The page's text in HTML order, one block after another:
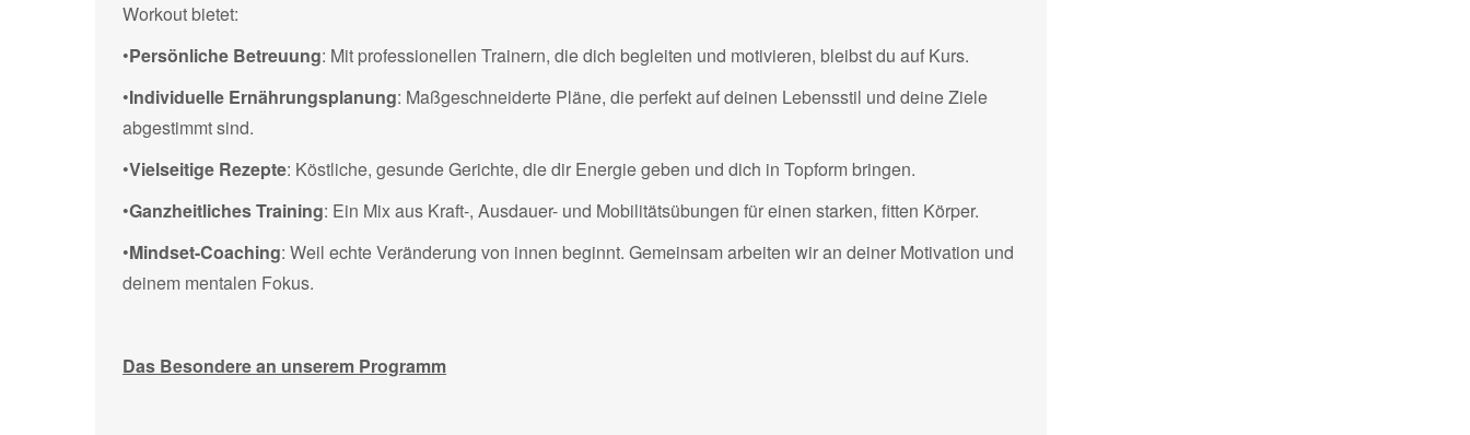
Workout bietet:
•Persönliche Betreuung: Mit professionellen Trainern, die dich begleiten und motivieren, bleibst du auf Kurs.
•Individuelle Ernährungsplanung: Maßgeschneiderte Pläne, die perfekt auf deinen Lebensstil und deine Ziele
abgestimmt sind.
•Vielseitige Rezepte: Köstliche, gesunde Gerichte, die dir Energie geben und dich in Topform bringen.
•Ganzheitliches Training: Ein Mix aus Kraft-, Ausdauer- und Mobilitätsübungen für einen starken, fitten Körper.
•Mindset-Coaching: Weil echte Veränderung von innen beginnt. Gemeinsam arbeiten wir an deiner Motivation und
deinem mentalen Fokus.
Das Besondere an unserem Programm